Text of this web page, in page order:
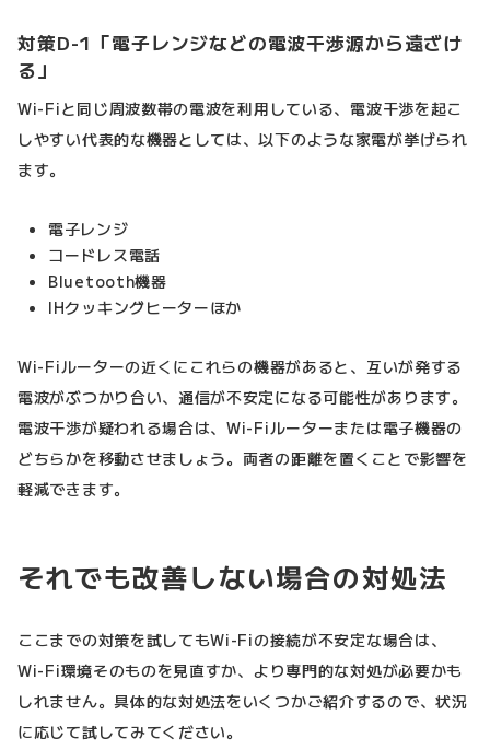
対策D-1「電子レンジなどの電波干渉源から遠ざけ
る」
Wi-Fiと同じ周波数帯の電波を利用している、電波干渉を起こ
しやすい代表的な機器としては、以下のような家電が挙げられ
ます。
電子レンジ
コードレス電話
Bluetooth機器
IHクッキングヒーターほか
Wi-Fiルーターの近くにこれらの機器があると、互いが発する
電波がぶつかり合い、通信が不安定になる可能性があります。
電波干渉が疑われる場合は、Wi-Fiルーターまたは電子機器の
どちらかを移動させましょう。両者の距離を置くことで影響を
軽減できます。
それでも改善しない場合の対処法
ここまでの対策を試してもWi-Fiの接続が不安定な場合は、
Wi-Fi環境そのものを見直すか、より専門的な対処が必要かも
しれません。具体的な対処法をいくつかご紹介するので、状況
に応じて試してみてください。